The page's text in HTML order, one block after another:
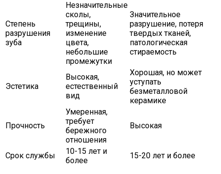
Степень
разрушения
зуба
Незначительные
сколы,
трещины,
изменение
цвета,
небольшие
промежутки
Значительное
разрушение, потеря
твердых тканей,
патологическая
стираемость
Эстетика
Высокая,
естественный
вид
Хорошая, но может
уступать
безметалловой
керамике
Прочность
Умеренная,
требует
бережного
отношения
Высокая
Срок службы
10-15 лет и
более
15-20 лет и более